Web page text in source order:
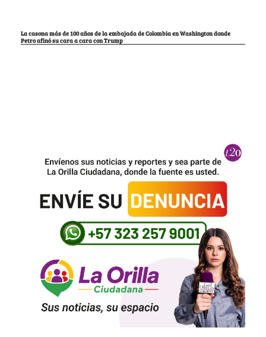
La casona más de 100 años de la embajada de Colombia en Washington donde
Petro afinó su cara a cara con Trump